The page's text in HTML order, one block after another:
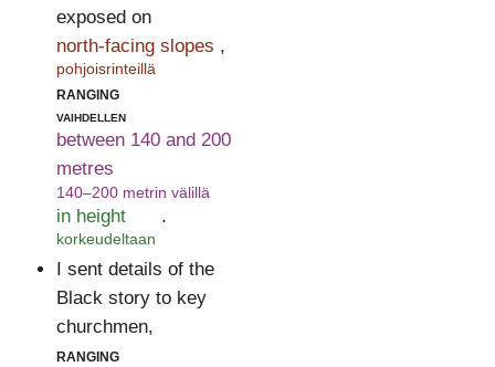
exposed on
north-facing slopes
pohjoisrinteillä
,
ranging
vaihdellen
between 140 and 200
metres
140–200 metrin välillä
in height
korkeudeltaan
.
I sent details of the
Black story to key
churchmen,
ranging